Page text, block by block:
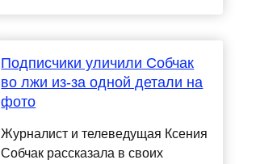
Подписчики уличили Собчак
во лжи из-за одной детали на
фото
Журналист и телеведущая Ксения
Собчак рассказала в своих